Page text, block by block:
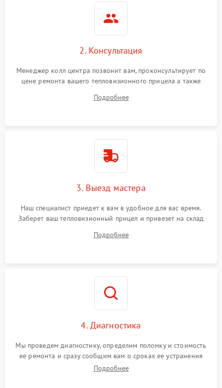
2. Консультация
Менеджер колл центра позвонит вам, проконсультирует по
цене ремонта вашего тепловизионного прицела а также
Подробнее
3. Выезд мастера
Наш специалист приедет к вам в удобное для вас время.
Заберет ваш тепловизионный прицел и привезет на склад
Подробнее
4. Диагностика
Мы проведем диагностику, определим поломку и стоимость
ее ремонта и сразу сообщим вам о сроках ее устранения
Подробнее